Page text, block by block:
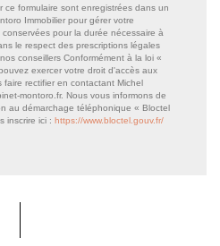
ce formulaire sont enregistrées dans un
Immobilier pour gérer votre
pour la durée nécessaire à
le respect des prescriptions légales
conseillers Conformément à la loi «
exercer votre droit d'accès aux
rectifier en contactant Michel
montoro.fr. Nous vous informons de
au démarchage téléphonique « Bloctel
inscrire ici : https://www.bloctel.gouv.fr/